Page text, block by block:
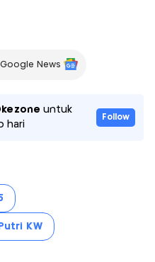
News
untuk
hari
Follow
Putri KW